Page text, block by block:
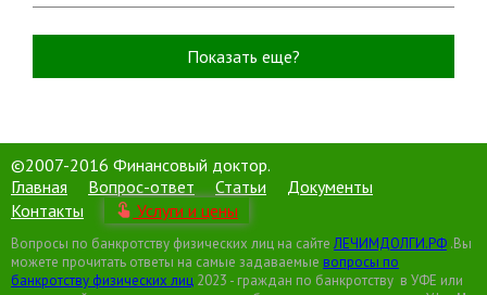
Показать еще?
©2007-2016 Финансовый доктор.
Главная
Вопрос-ответ Статьи
Документы
Контакты
Услуги и цены
Вопросы по банкротству физических лиц на сайтеЛЕЧИМДОЛГИ.РФ .Вы
можете прочитать ответы на самые задаваемые вопросы по
банкротству физических лиц 2023 - граждан по банкротству в УФЕ или